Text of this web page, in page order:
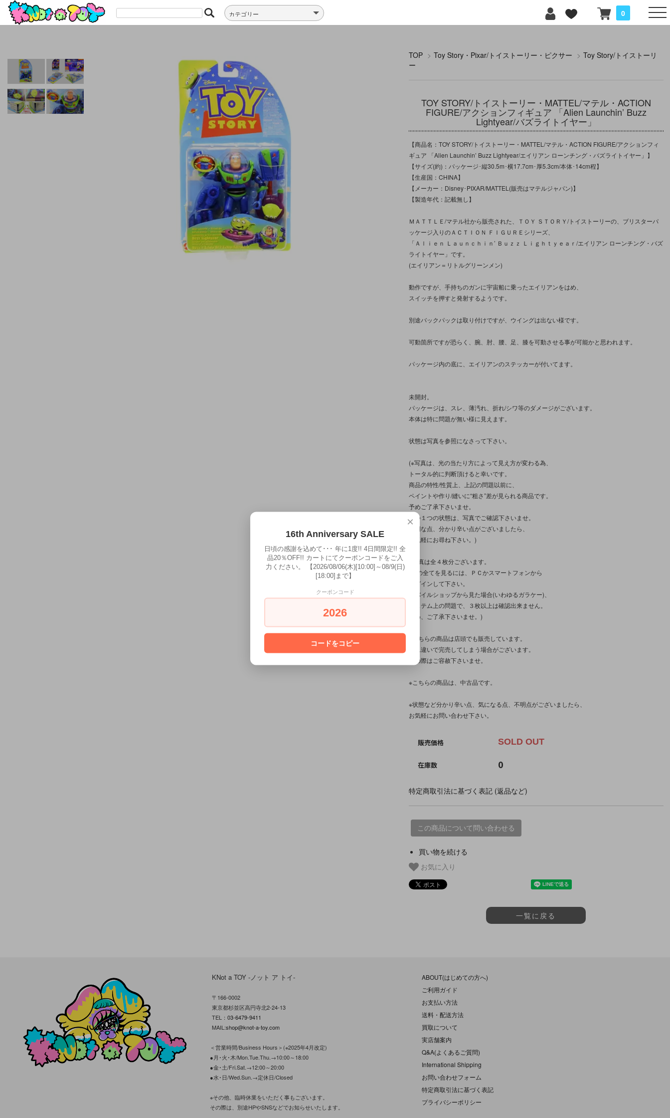
0
TOP > Toy Story・Pixar/トイストーリー・ピクサー > Toy Story/トイストーリ
ー
TOY STORY/トイストーリー・MATTEL/マテル・ACTION
FIGURE/アクションフィギュア 「Alien Launchin’ Buzz
Lightyear/バズライトイヤー」
【商品名：TOY STORY/トイストーリー・MATTEL/マテル・ACTION FIGURE/アクションフィ
ギュア 「Alien Launchin’ Buzz Lightyear/エイリアン ローンチング・バズライトイヤー」】
【サイズ(約)：パッケージ･縦30.5m･横17.7cm･厚5.3cm/本体･14cm程】
【生産国：CHINA】
【メーカー：Disney･PIXAR/MATTEL(販売はマテルジャパン)】
【製造年代：記載無し】
ＭＡＴＴＬＥ/マテル社から販売された、ＴＯＹ ＳＴＯＲＹ/トイストーリーの、ブリスターパ
ッケージ入りのＡＣＴＩＯＮ ＦＩＧＵＲＥシリーズ、
「Ａｌｉｅｎ Ｌａｕｎｃｈｉｎ’ Ｂｕｚｚ Ｌｉｇｈｔｙｅａｒ/エイリアン ローンチング・バズ
ライトイヤー」です。
(エイリアン＝リトルグリーンメン)
動作ですが、手持ちのガンに宇宙船に乗ったエイリアンをはめ、
スイッチを押すと発射するようです。
別途バックパックは取り付けですが、ウイングは出ない様です。
可動箇所ですが恐らく、腕、肘、腰、足、膝を可動させる事が可能かと思われます。
パッケージ内の底に、エイリアンのステッカーが付いてます。
未開封。
パッケージは、スレ、薄汚れ、折れ/シワ等のダメージがございます。
本体は特に問題が無い様に見えます。
状態は写真を参照になさって下さい。
(※写真は、光の当たり方によって見え方が変わる為、
トータル的に判断頂けると幸いです。
商品の特性/性質上、上記の問題以前に、
ペイントや作り/縫いに“粗さ”差が見られる商品です。
予めご了承下さいませ。
１つ１つの状態は、写真でご確認下さいませ。
不明な点、分かり辛い点がございましたら、
お気軽にお尋ね下さい。)
※写真は全４枚分ございます。
(その全てを見るには、ＰＣかスマートフォンから
ログインして下さい。
モバイルショップから見た場合(いわゆるガラケー)、
システム上の問題で、３枚以上は確認出来ません。
予め、ご了承下さいませ。)
※こちらの商品は店頭でも販売しています。
入れ違いで完売してしまう場合がございます。
その際はご容赦下さいませ。
※こちらの商品は、中古品です。
※状態など分かり辛い点、気になる点、不明点がございましたら、
お気軽にお問い合わせ下さい。
販売価格 SOLD OUT
在庫数 0
特定商取引法に基づく表記 (返品など)
この商品について問い合わせる
買い物を続ける
お気に入り
一覧に戻る
KNot a TOY -ノット ア トイ-
〒166-0002
東京都杉並区高円寺北2-24-13
TEL：03-6479-9411
MAIL:shop@knot-a-toy.com
＜営業時間/Business Hours＞(※2025年4月改定)
●月･火･木/Mon.Tue.Thu.→10:00～18:00
●金･土/Fri.Sat.→12:00～20:00
●水･日/Wed.Sun.→定休日/Closed
※その他、臨時休業をいただく事もございます。
その際は、別途HPやSNSなどでお知らせいたします。
ABOUT(はじめての方へ)
ご利用ガイド
お支払い方法
送料・配送方法
買取について
実店舗案内
Q&A(よくあるご質問)
International Shipping
お問い合わせフォーム
特定商取引法に基づく表記
プライバシーポリシー
×
16th Anniversary SALE
日頃の感謝を込めて･･･ 年に1度!! 4日間限定!! 全
品20％OFF!! カートにてクーポンコードをご入
力ください。 【2026/08/06(木)[10:00]～08/9(日)
[18:00]まで】
クーポンコード
2026
コードをコピー